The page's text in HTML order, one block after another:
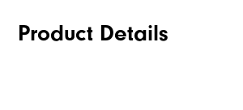
Product Details